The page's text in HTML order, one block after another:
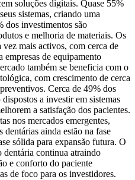
soluções digitais. Quase 55%
sistemas, criando uma
dos investimentos são
e melhoria de materiais. Os
mais activos, com cerca de
de equipamento
também se beneficia com o
com crescimento de cerca
Cerca de 49% dos
a investir em sistemas
a satisfação dos pacientes.
nos mercados emergentes,
dentárias ainda estão na fase
sólida para expansão futura. O
dentária continua atraindo
e conforto do paciente
de foco para os investidores.